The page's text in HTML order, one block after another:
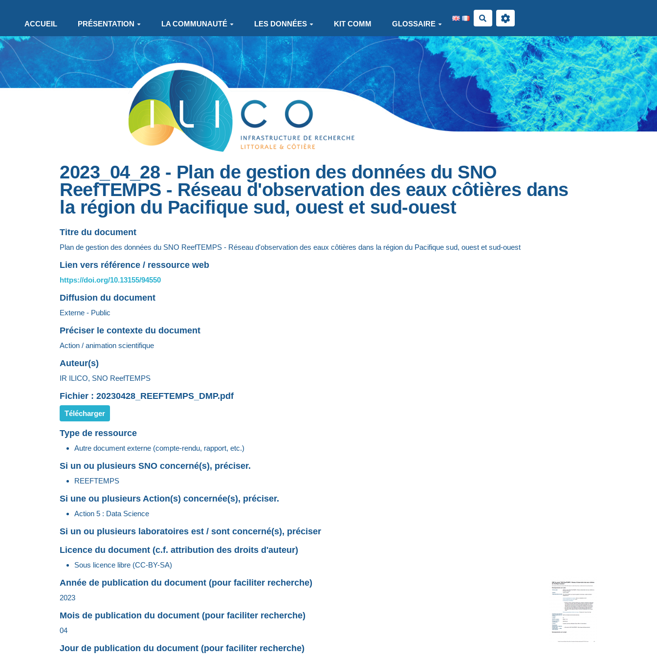
ACCUEIL
PRÉSENTATION LA COMMUNAUTÉ LES DONNÉES KIT COMM GLOSSAIRE
Rechercher
2023_04_28 - Plan de gestion des données du SNO
ReefTEMPS - Réseau d'observation des eaux côtières dans
la région du Pacifique sud, ouest et sud-ouest
Titre du document
Plan de gestion des données du SNO ReefTEMPS - Réseau d'observation des eaux côtières dans la région du Pacifique sud, ouest et sud-ouest
Lien vers référence / ressource web
https://doi.org/10.13155/94550
Diffusion du document
Externe - Public
Préciser le contexte du document
Action / animation scientifique
Auteur(s)
IR ILICO, SNO ReefTEMPS
Fichier : 20230428_REEFTEMPS_DMP.pdf
Télécharger
Type de ressource
Autre document externe (compte-rendu, rapport, etc.)
Si un ou plusieurs SNO concerné(s), préciser.
REEFTEMPS
Si une ou plusieurs Action(s) concernée(s), préciser.
Action 5 : Data Science
Si un ou plusieurs laboratoires est / sont concerné(s), préciser
Licence du document (c.f. attribution des droits d'auteur)
Sous licence libre (CC-BY-SA)
Année de publication du document (pour faciliter recherche)
2023
Mois de publication du document (pour faciliter recherche)
04
Jour de publication du document (pour faciliter recherche)